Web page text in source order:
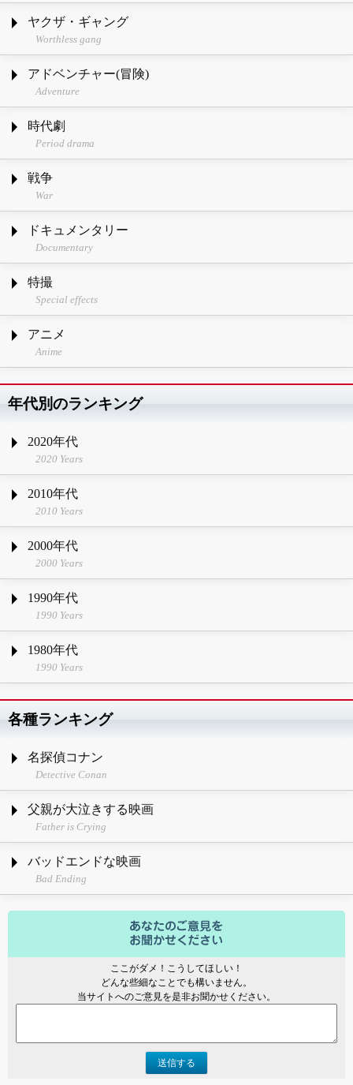
ヤクザ・ギャング
Worthless gang
アドベンチャー(冒険)
Adventure
時代劇
Period drama
戦争
War
ドキュメンタリー
Documentary
特撮
Special effects
アニメ
Anime
年代別のランキング
2020年代
2020 Years
2010年代
2010 Years
2000年代
2000 Years
1990年代
1990 Years
1980年代
1990 Years
各種ランキング
名探偵コナン
Detective Conan
父親が大泣きする映画
Father is Crying
バッドエンドな映画
Bad Ending
ここがダメ！こうしてほしい！
どんな些細なことでも構いません。
当サイトへのご意見を是非お聞かせください。
送信する